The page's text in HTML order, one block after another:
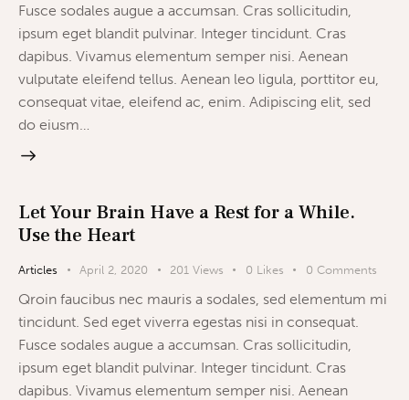
Fusce sodales augue a accumsan. Cras sollicitudin,
ipsum eget blandit pulvinar. Integer tincidunt. Cras
dapibus. Vivamus elementum semper nisi. Aenean
vulputate eleifend tellus. Aenean leo ligula, porttitor eu,
consequat vitae, eleifend ac, enim. Adipiscing elit, sed
do eiusm…
Let Your Brain Have a Rest for a While.
Use the Heart
Articles April 2, 2020 201 Views 0 Likes 0 Comments
Qroin faucibus nec mauris a sodales, sed elementum mi
tincidunt. Sed eget viverra egestas nisi in consequat.
Fusce sodales augue a accumsan. Cras sollicitudin,
ipsum eget blandit pulvinar. Integer tincidunt. Cras
dapibus. Vivamus elementum semper nisi. Aenean